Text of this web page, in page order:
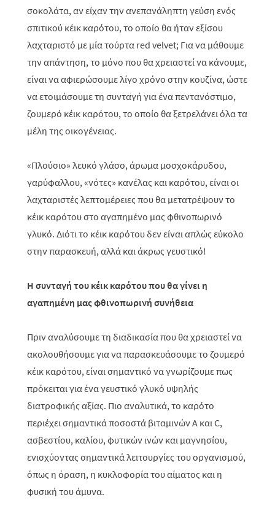
σοκολάτα, αν είχαν την ανεπανάληπτη γεύση ενός
σπιτικού κέικ καρότου, το οποίο θα ήταν εξίσου
λαχταριστό με μία τούρτα red velvet; Για να μάθουμε
την απάντηση, το μόνο που θα χρειαστεί να κάνουμε,
είναι να αφιερώσουμε λίγο χρόνο στην κουζίνα, ώστε
να ετοιμάσουμε τη συνταγή για ένα πεντανόστιμο,
ζουμερό κέικ καρότου, το οποίο θα ξετρελάνει όλα τα
μέλη της οικογένειας.
«Πλούσιο» λευκό γλάσο, άρωμα μοσχοκάρυδου,
γαρύφαλλου, «νότες» κανέλας και καρότου, είναι οι
λαχταριστές λεπτομέρειες που θα μετατρέψουν το
κέικ καρότου στο αγαπημένο μας φθινοπωρινό
γλυκό. Διότι το κέικ καρότου δεν είναι απλώς εύκολο
στην παρασκευή, αλλά και άκρως γευστικό!
Η συνταγή του κέικ καρότου που θα γίνει η
αγαπημένη μας φθινοπωρινή συνήθεια
Πριν αναλύσουμε τη διαδικασία που θα χρειαστεί να
ακολουθήσουμε για να παρασκευάσουμε το ζουμερό
κέικ καρότου, είναι σημαντικό να γνωρίζουμε πως
πρόκειται για ένα γευστικό γλυκό υψηλής
διατροφικής αξίας. Πιο αναλυτικά, το καρότο
περιέχει σημαντικά ποσοστά βιταμινώνA καιC,
ασβεστίου, καλίου, φυτικών ινών και μαγνησίου,
ενισχύοντας σημαντικά λειτουργίες του οργανισμού,
όπως η όραση, η κυκλοφορία του αίματος και η
φυσική του άμυνα.